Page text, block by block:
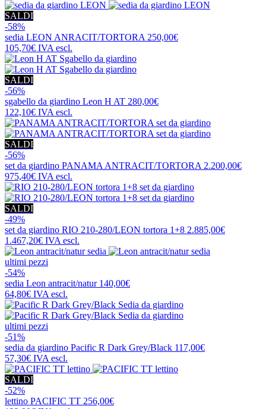
SALDI
-58%
sedia LEON ANRACIT/TORTORA 250,00€
105,70€ IVA escl.
SALDI
-56%
sgabello da giardino Leon H AT 280,00€
122,10€ IVA escl.
SALDI
-56%
set da giardino PANAMA ANTRACIT/TORTORA 2.200,00€
975,40€ IVA escl.
SALDI
-49%
set da giardino RIO 210-280/LEON tortora 1+8 2.885,00€
1.467,20€ IVA escl.
ultimi pezzi
-54%
sedia Leon antracit/natur 140,00€
64,80€ IVA escl.
ultimi pezzi
-51%
sedia da giardino Pacific R Dark Grey/Black 117,00€
57,30€ IVA escl.
SALDI
-52%
lettino PACIFIC TT 256,00€